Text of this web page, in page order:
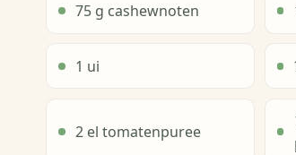
75 g cashewnoten
1 ui
2 el tomatenpuree